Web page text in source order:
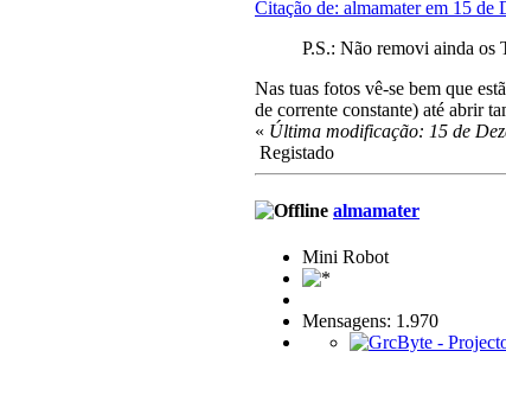
Citação de: almamater em 15 de
P.S.: Não removi ainda os
Nas tuas fotos vê-se bem que
de corrente constante) até abrir
« Última modificação: 15 de
Registado
almamater
Mini Robot
Mensagens: 1.970